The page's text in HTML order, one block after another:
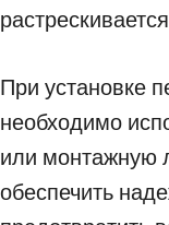
При установке
необходимо
или монтажную
обеспечить